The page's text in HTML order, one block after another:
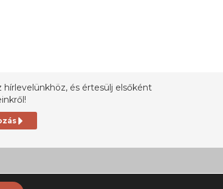
hírlevelünkhöz, és értesülj elsőként